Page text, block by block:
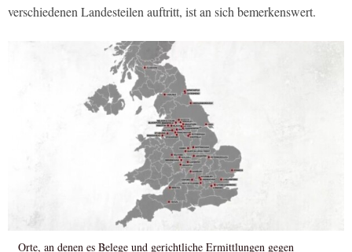
verschiedenen Landesteilen auftritt, ist an sich bemerkenswert.
Orte, an denen es Belege und gerichtliche Ermittlungen gegen